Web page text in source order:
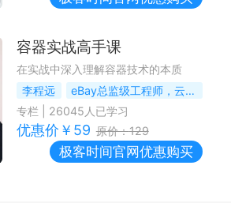
容器实战高手课
在实战中深入理解容器技术的本质
李程远
eBay总监级工程师，云平台架构师
专栏
26045 人已学习
优惠价￥ 59 原价：129
极客时间官网优惠购买